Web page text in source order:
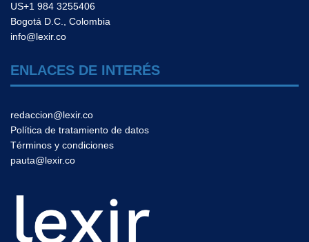
US+1 984 3255406
Bogotá D.C., Colombia
info@lexir.co
ENLACES DE INTERÉS
redaccion@lexir.co
Política de tratamiento de datos
Términos y condiciones
pauta@lexir.co